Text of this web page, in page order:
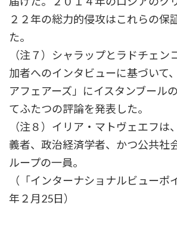
２２年の総力的侵攻はこれらの保
た。
（注７）シャラップとラドチェン
加者へのインタビューに基づいて
アフェアーズ」にイスタンブール
てふたつの評論を発表した。
（注８）イリア・マトヴェエフは
義者、政治経済学者、かつ公共社
ループの一員。
（「インターナショナルビューポ
年２月25日）